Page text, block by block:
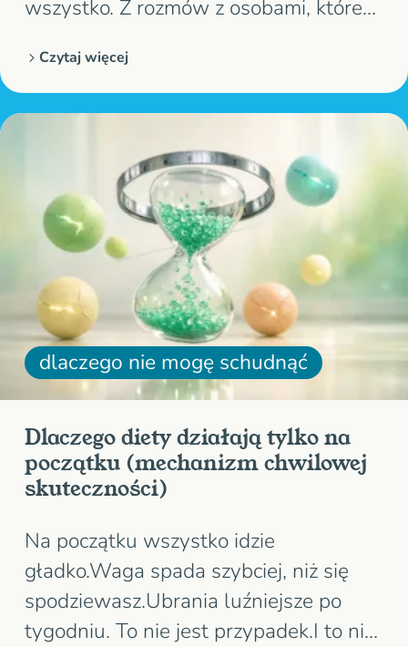
wszystko. Z rozmów z osobami, które
co masz robić, rozumiesz zasady, a
mimo to nie masz siły zacząć, bo ciało i
Czytaj więcej
dlaczego nie mogę schudnąć
Dlaczego diety działają tylko na
początku (mechanizm chwilowej
skuteczności)
Na początku wszystko idzie
gładko.Waga spada szybciej, niż się
spodziewasz.Ubrania luźniejsze po
tygodniu. To nie jest przypadek.I to nie